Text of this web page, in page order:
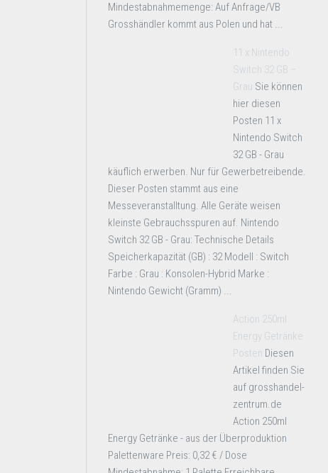
Mindestabnahmemenge: Auf Anfrage/VB
Grosshändler kommt aus Polen und hat ...
11 x Nintendo
Switch 32 GB –
Grau Sie können
hier diesen
Posten 11 x
Nintendo Switch
32 GB - Grau
käuflich erwerben. Nur für Gewerbetreibende.
Dieser Posten stammt aus eine
Messeveranstalltung. Alle Geräte weisen
kleinste Gebrauchsspuren auf. Nintendo
Switch 32 GB - Grau: Technische Details
Speicherkapazität (GB) : 32 Modell : Switch
Farbe : Grau : Konsolen-Hybrid Marke :
Nintendo Gewicht (Gramm) ...
Action 250ml
Energy Getränke
Posten Diesen
Artikel finden Sie
auf grosshandel-
zentrum.de
Action 250ml
Energy Getränke - aus der Überproduktion
Palettenware Preis: 0,32 € / Dose